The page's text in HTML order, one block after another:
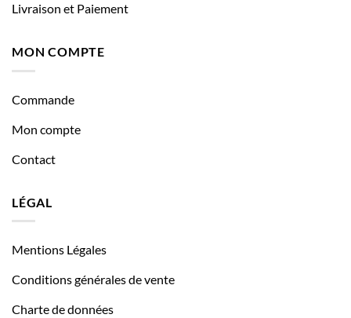
Livraison et Paiement
MON COMPTE
Commande
Mon compte
Contact
LÉGAL
Mentions Légales
Conditions générales de vente
Charte de données